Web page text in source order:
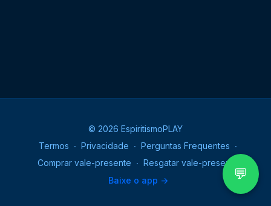
💬
© 2026 EspiritismoPLAY
Termos ∙ Privacidade ∙ Perguntas Frequentes ∙
Comprar vale-presente ∙ Resgatar vale-presente
Baixe o app ->